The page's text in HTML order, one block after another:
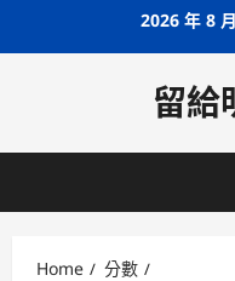
2026 年 8
留給
Home
分數